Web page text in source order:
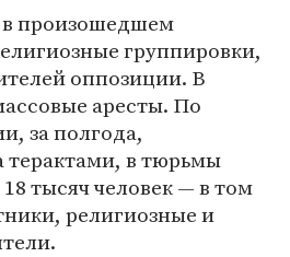
произошедшем
группировки,
оппозиции. В
аресты. По
за полгода,
терактами, в тюрьмы
тысяч человек — в том
религиозные и